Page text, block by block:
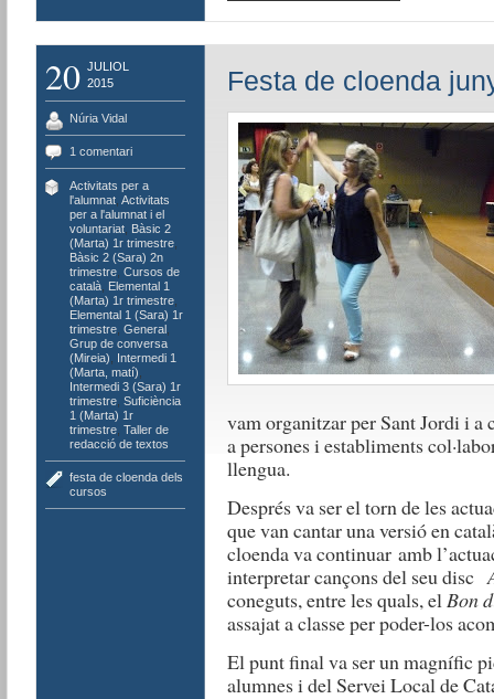
20 JULIOL
2015
Núria Vidal
1 comentari
Activitats per a
l'alumnat, Activitats
per a l'alumnat i el
voluntariat, Bàsic 2
(Marta) 1r trimestre,
Bàsic 2 (Sara) 2n
trimestre, Cursos de
català, Elemental 1
(Marta) 1r trimestre,
Elemental 1 (Sara) 1r
trimestre, General,
Grup de conversa
(Mireia)
Intermedi 1
(Marta, matí)
Intermedi 3 (Sara) 1r
trimestre, Suficiència
1 (Marta) 1r
trimestre, Taller de
redacció de textos
festa de cloenda dels
cursos
Festa de cloenda
vam organitzar per Sant Jordi i a
a persones i establiments
llengua.
Després va ser el torn de les
que van cantar una versió en
cloenda va continuar amb
interpretar cançons del seu disc
coneguts, entre les quals, elBon
assajat a classe per poder-los
El punt final va ser un magnífic
alumnes i del Servei Local de